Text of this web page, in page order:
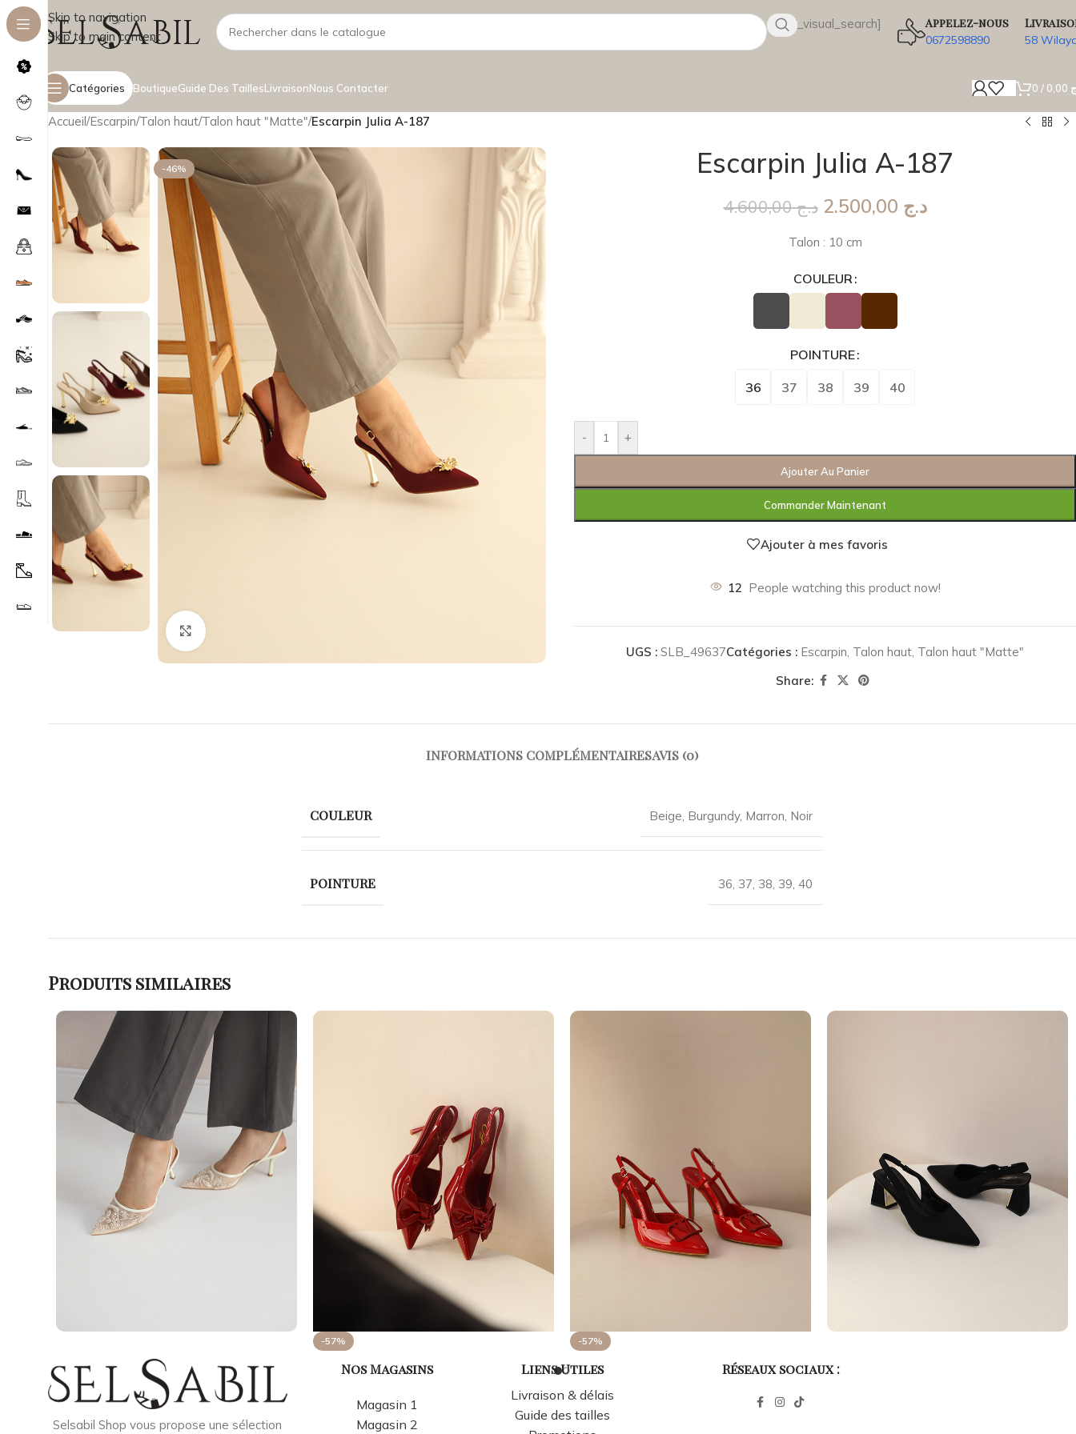
Skip to navigation
Skip to main content
[wsbi_visual_search] Appelez-nous
0672598890 58
Catégories BoutiqueGuide Des TaillesLivraisonNous Contacter 0 /
Accueil/Escarpin/Talon haut/Talon haut "Matte"/Escarpin Julia A-187
-46% Escarpin Julia A-187
د.ج4.600,00 د.ج
Talon : 10 cm
COULEUR
POINTURE
36 37 38 39 40
- +
Ajouter Au Panier
Commander Maintenant
Ajouter à mes favoris
12 People watching this product now!
UGS : SLB_49637Catégories : Escarpin, Talon haut, Talon haut "Matte"
Share:
INFORMATIONS COMPLÉMENTAIRESAVIS (0)
COULEUR Beige, Burgundy, Marron, Noir
POINTURE 36, 37, 38, 39, 40
Produits similaires
-57% -57%
Selsabil Shop vous propose une sélection
Nos Magasins
Magasin 1
Magasin 2
Liens Utiles
Livraison & délais
Guide des tailles
Réseaux sociaux :